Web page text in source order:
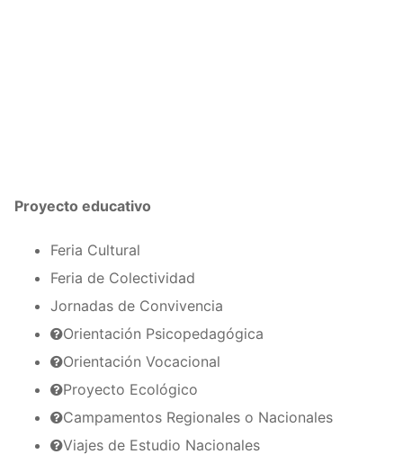
Proyecto educativo
Feria Cultural
Feria de Colectividad
Jornadas de Convivencia
Orientación Psicopedagógica
Orientación Vocacional
Proyecto Ecológico
Campamentos Regionales o Nacionales
Viajes de Estudio Nacionales